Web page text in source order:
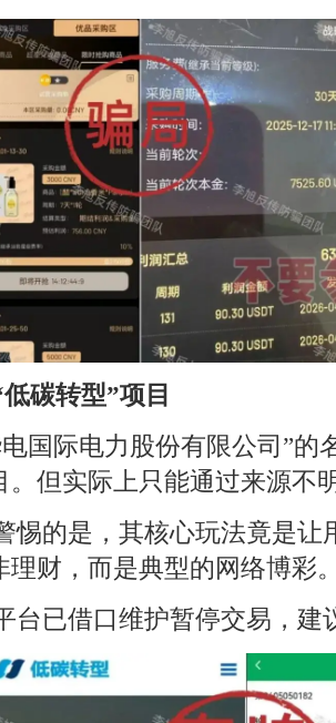
碳转型”项目
电国际电力股份有限公司”的
。但实际上只能通过来源不
惕的是，其核心玩法竟是让
理财，而是典型的网络博彩
台已借口维护暂停交易，建